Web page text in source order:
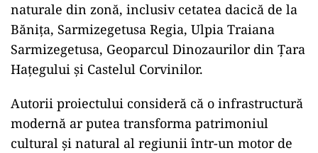
naturale din zonă, inclusiv cetatea dacică de la
Bănița, Sarmizegetusa Regia, Ulpia Traiana
Sarmizegetusa, Geoparcul Dinozaurilor din Țara
Hațegului și Castelul Corvinilor.
Autorii proiectului consideră că o infrastructură
modernă ar putea transforma patrimoniul
cultural și natural al regiunii într-un motor de